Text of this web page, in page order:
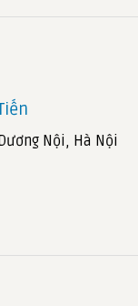
Nội, Hà Nội